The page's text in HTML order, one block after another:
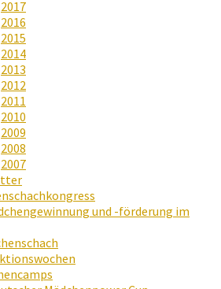
2017
2016
2015
2014
2013
2012
2011
2010
2009
2008
2007
und -förderung im